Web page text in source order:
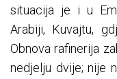
situacija je i u
Arabiji, Kuvajtu,
Obnova rafinerija
nedjelju dvije; nije